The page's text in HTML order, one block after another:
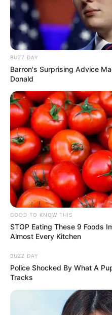
BUZZ DAY
Barron's Surprising Advice
Donald
GOOD TO KNOW THIS
STOP Eating These 9 Foods
Almost Every Kitchen
BUZZ DAY
Police Shocked By What A
Tracks